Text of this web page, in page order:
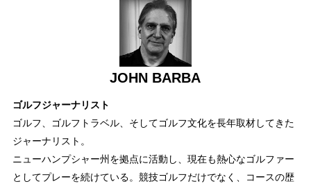
JOHN BARBA
ゴルフジャーナリスト
ゴルフ、ゴルフトラベル、そしてゴルフ文化を長年取材してきた
ジャーナリスト。
ニューハンプシャー州を拠点に活動し、現在も熱心なゴルファー
としてプレーを続けている。競技ゴルフだけでなく、コースの歴